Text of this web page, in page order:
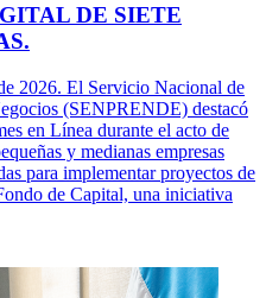
DE SIETE
2026. El Servicio Nacional de
(SENPRENDE) destacó
en Línea durante el acto de
y medianas empresas
para implementar proyectos de
de Capital, una iniciativa